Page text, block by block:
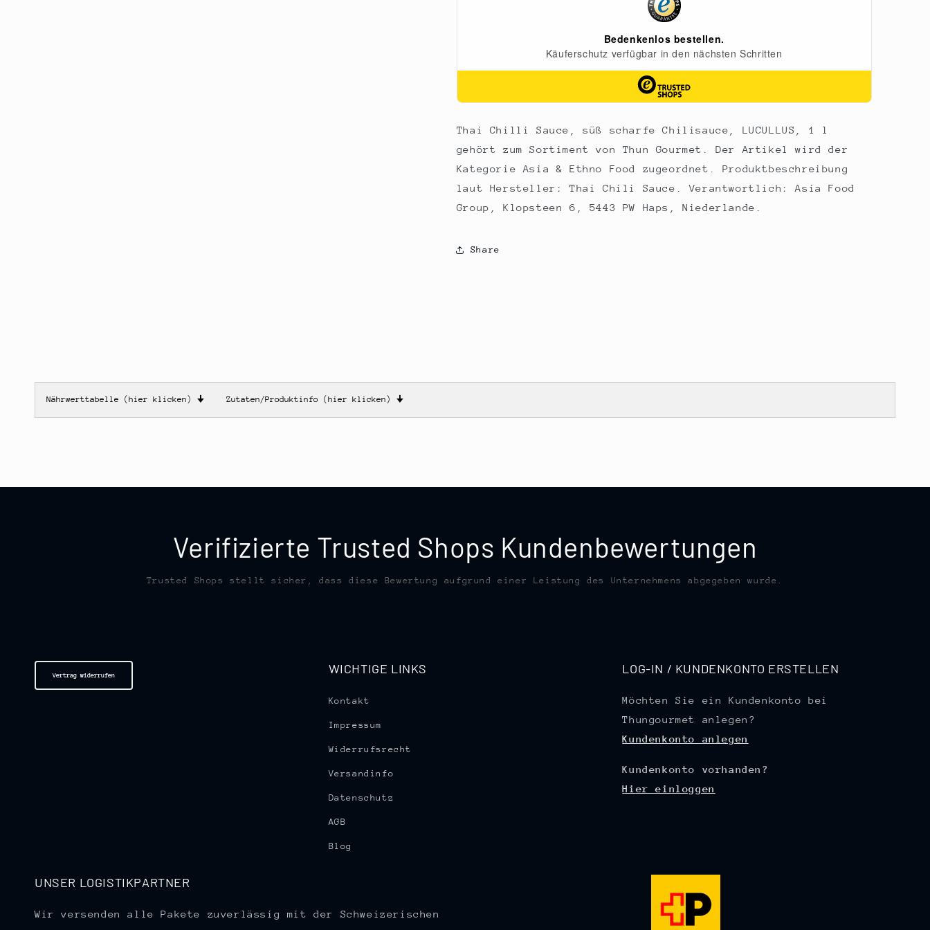
Thai Chilli Sauce, süß scharfe Chilisauce, LUCULLUS, 1 l
gehört zum Sortiment von Thun Gourmet. Der Artikel wird der
Kategorie Asia & Ethno Food zugeordnet. Produktbeschreibung
laut Hersteller: Thai Chili Sauce. Verantwortlich: Asia Food
Group, Klopsteen 6, 5443 PW Haps, Niederlande.
Share
Nährwerttabelle (hier klicken) 🠋 Zutaten/Produktinfo (hier klicken) 🠋
Verifizierte Trusted Shops Kundenbewertungen
Trusted Shops stellt sicher, dass diese Bewertung aufgrund einer Leistung des Unternehmens abgegeben wurde.
Vertrag widerrufen WICHTIGE LINKS
Kontakt
Impressum
Widerrufsrecht
Versandinfo
Datenschutz
AGB
Blog
LOG-IN / KUNDENKONTO ERSTELLEN
Möchten Sie ein Kundenkonto bei
Thungourmet anlegen?
Kundenkonto anlegen
Kundenkonto vorhanden?
Hier einloggen
UNSER LOGISTIKPARTNER
Wir versenden alle Pakete zuverlässig mit der Schweizerischen